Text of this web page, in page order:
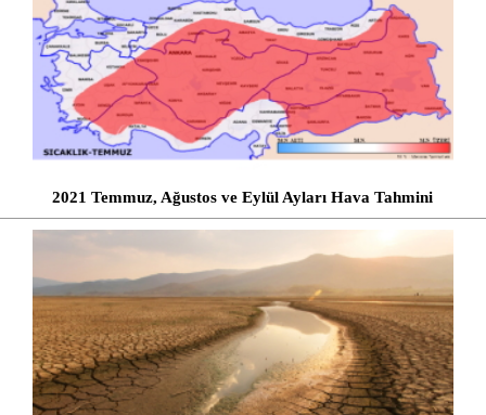
2021 Temmuz, Ağustos ve Eylül Ayları Hava Tahmini